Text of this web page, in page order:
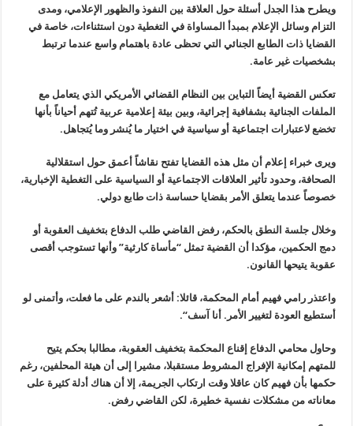
ويطرح هذا الجدل أسئلة حول العلاقة بين النفوذ والظهور الإعلامي، ومدى
التزام وسائل الإعلام بمبدأ المساواة في التغطية دون استثناءات، خاصة في
القضايا ذات الطابع الجنائي التي تحظى عادة باهتمام واسع عندما ترتبط
بشخصيات غير عامة.
تعكس القضية أيضاً التباين بين النظام القضائي الأمريكي الذي يتعامل مع
الملفات الجنائية بشفافية إجرائية، وبين بيئة إعلامية عربية تُتهم أحياناً بأنها
تخضع لاعتبارات اجتماعية أو سياسية في اختيار ما يُنشر وما يُتجاهل.
ويرى خبراء إعلام أن مثل هذه القضايا تفتح نقاشاً أعمق حول استقلالية
الصحافة، وحدود تأثير العلاقات الاجتماعية أو السياسية على التغطية الإخبارية،
خصوصاً عندما يتعلق الأمر بقضايا حساسة ذات طابع دولي.
وخلال جلسة النطق بالحكم، رفض القاضي طلب الدفاع بتخفيف العقوبة أو
دمج الحكمين، مؤكدا أن القضية تمثل “مأساة كارثية” وأنها تستوجب أقصى
عقوبة يتيحها القانون.
واعتذر رامي فهيم أمام المحكمة، قائلا: أشعر بالندم على ما فعلت، وأتمنى لو
أستطيع العودة لتغيير الأمر. أنا آسف“.
وحاول محامي الدفاع إقناع المحكمة بتخفيف العقوبة، مطالبا بحكم يتيح
للمتهم إمكانية الإفراج المشروط مستقبلا، مشيرا إلى أن هيئة المحلفين، رغم
حكمها بأن فهيم كان عاقلا وقت ارتكاب الجريمة، إلا أن هناك أدلة كثيرة على
معاناته من مشكلات نفسية خطيرة، لكن القاضي رفض.